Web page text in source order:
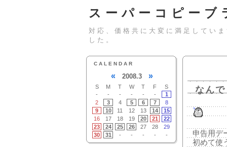
スーパーコピー
対応、価格共に大変に満足してい
した。
なん
申告用デ
初めて使
CALENDAR
« 2008.3 »
S M T W T F
S
-
- - - - -
1
2
3 4 5 6 7
8
9
10 11 12 13 14
15
16
17 18 19 20 21
22
23
24 25 26 27 28
29
30
31 - - - - -